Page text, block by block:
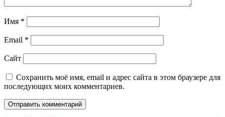
Имя *
Email *
Сайт
Сохранить моё имя, email и адрес сайта в этом браузере для
последующих моих комментариев.